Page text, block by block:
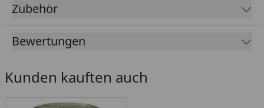
speziellen Bedarf von Senior-Katzen abgestimmt.
Fütterungsempfehlung
3 kg 160 g
4 kg 195 g
Zubehör
Bewertungen
Kunden kauften auch